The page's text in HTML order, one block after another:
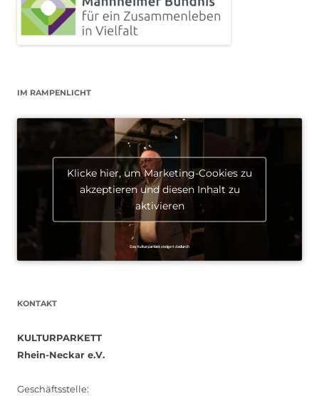
IM RAMPENLICHT
Klicke hier, um Marketing-Cookies zu
akzeptieren und diesen Inhalt zu
aktivieren
KONTAKT
KULTURPARKETT
Rhein-Neckar e.V.
Geschäftsstelle: